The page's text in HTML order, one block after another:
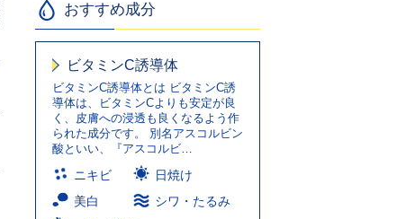
おすすめ成分
ビタミンC誘導体
ビタミンC誘導体とは ビタミンC誘
導体は、ビタミンCよりも安定が良
く、皮膚への浸透も良くなるよう作
られた成分です。 別名アスコルビン
酸といい、『アスコルビ…
ニキビ
日焼け
美白
シワ・たるみ